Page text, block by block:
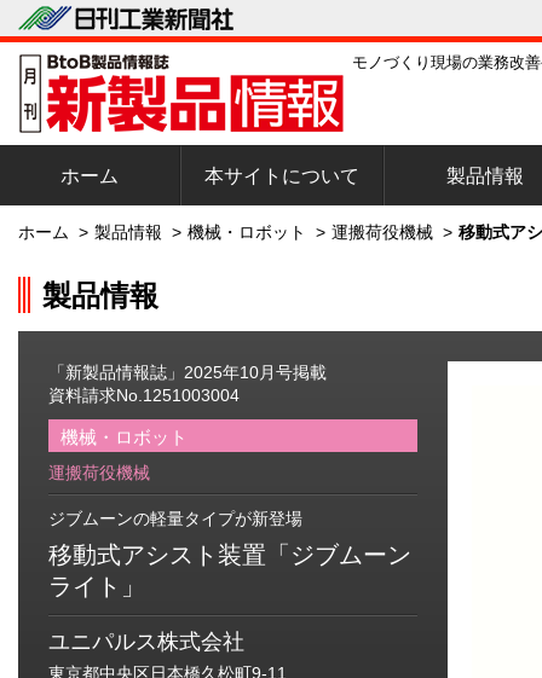
モノづくり現場の業務改
ホーム 本サイトについて 製品情報
ホーム > 製品情報 > 機械・ロボット > 運搬荷役機械 > 移動式ア
製品情報
「新製品情報誌」2025年10月号掲載
資料請求No.1251003004
機械・ロボット
運搬荷役機械
ジブムーンの軽量タイプが新登場
移動式アシスト装置「ジブムーン
ライト」
ユニパルス株式会社
東京都中央区日本橋久松町9-11